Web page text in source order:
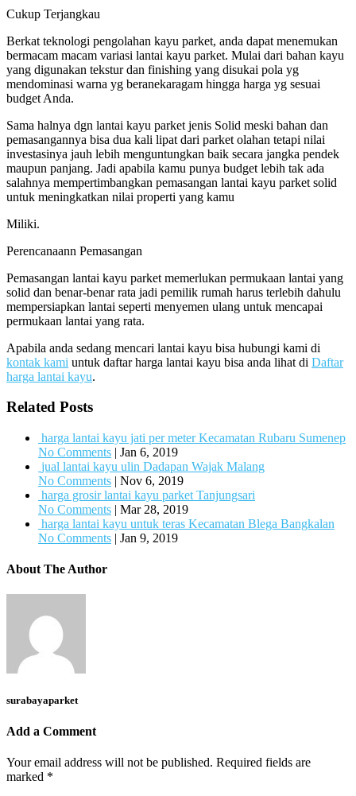
Cukup Terjangkau
Berkat teknologi pengolahan kayu parket, anda dapat menemukan
bermacam macam variasi lantai kayu parket. Mulai dari bahan kayu
yang digunakan tekstur dan finishing yang disukai pola yg
mendominasi warna yg beranekaragam hingga harga yg sesuai
budget Anda.
Sama halnya dgn lantai kayu parket jenis Solid meski bahan dan
pemasangannya bisa dua kali lipat dari parket olahan tetapi nilai
investasinya jauh lebih menguntungkan baik secara jangka pendek
maupun panjang. Jadi apabila kamu punya budget lebih tak ada
salahnya mempertimbangkan pemasangan lantai kayu parket solid
untuk meningkatkan nilai properti yang kamu
Miliki.
Perencanaann Pemasangan
Pemasangan lantai kayu parket memerlukan permukaan lantai yang
solid dan benar-benar rata jadi pemilik rumah harus terlebih dahulu
mempersiapkan lantai seperti menyemen ulang untuk mencapai
permukaan lantai yang rata.
Apabila anda sedang mencari lantai kayu bisa hubungi kami di
kontak kami untuk daftar harga lantai kayu bisa anda lihat di Daftar
harga lantai kayu.
Related Posts
harga lantai kayu jati per meter Kecamatan Rubaru Sumenep
No Comments | Jan 6, 2019
jual lantai kayu ulin Dadapan Wajak Malang
No Comments | Nov 6, 2019
harga grosir lantai kayu parket Tanjungsari
No Comments | Mar 28, 2019
harga lantai kayu untuk teras Kecamatan Blega Bangkalan
No Comments | Jan 9, 2019
About The Author
surabayaparket
Add a Comment
Your email address will not be published. Required fields are
marked *